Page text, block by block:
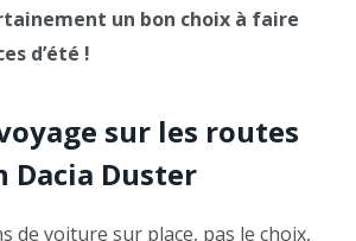
un bon choix à faire
d’été !
sur les routes
Dacia Duster
de voiture sur place, pas le choix,